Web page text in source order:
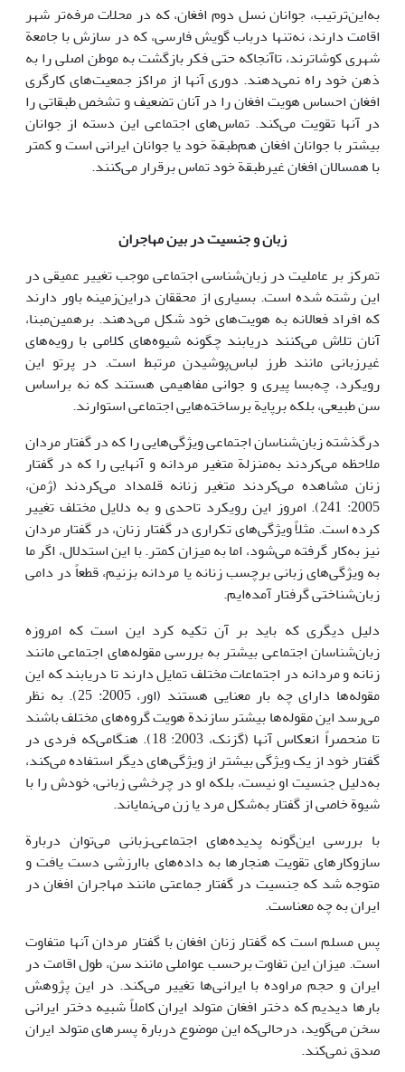
به‌این‌ترتیب، جوانان نسل دوم افغان،‌ که در محلات مرفه‌تر شهر
اقامت دارند، نه‌تنها درباب گویش فارسی، که در سازش با جامعة
شهری کوشاترند، تاآنجاکه حتی فکر بازگشت به موطن اصلی را به
ذهن خود راه نمی‌دهند. دوری آنها از مراکز جمعیت‌های کارگری
افغان احساس هویت افغان را در آنان تضعیف و تشخص طبقاتی را
در آنها تقویت می‌کند. تماس‌های اجتماعی این ‌دسته از جوانان
بیشتر با جوانان افغان هم‌طبقة خود یا جوانان ایرانی است و کمتر
با همسالان افغان غیرطبقة خود تماس برقرار می‌کنند.
زبان و جنسیت در بین مهاجران
تمرکز بر عاملیت در زبان‌شناسی اجتماعی موجب تغییر عمیقی در
این رشته شده است. بسیاری از محققان دراین‌زمینه باور دارند
که افراد فعالانه به هویت‌های خود شکل می‌دهند. برهمین‌مبنا،
آنان تلاش می‌کنند دریابند چگونه شیوه‌های کلامی با رویه‌های
غیرزبانی مانند طرز لباس‌پوشیدن مرتبط است. در پرتو این
رویکرد، چه‌بسا پیری و جوانی مفاهیمی هستند که نه براساس
سن طبیعی، بلکه برپایة برساخته‌هایی اجتماعی استوارند.
درگذشته زبان‌شناسان اجتماعی ویژگی‌هایی را که در گفتار مردان
ملاحظه می‌کردند به‌منزلة متغیر مردانه و آنهایی را که در گفتار
زنان مشاهده می‌کردند متغیر زنانه قلمداد می‌کردند (ژمن،
2005: 241). امروز این رویکرد تاحدی و به دلایل مختلف تغییر
کرده است. مثلاً ویژگی‌های تکراری در گفتار زنان، در گفتار مردان
نیز به‌کار گرفته می‌شود، اما به میزان کمتر. با این استدلال، اگر ما
به ویژگی‌های زبانی برچسب زنانه یا مردانه بزنیم، قطعاً در دامی
زبان‌شناختی گرفتار آمده‌ایم.
دلیل دیگری که باید بر آن تکیه کرد این است که امروزه
زبان‌شناسان اجتماعی بیشتر به بررسی مقوله‌های اجتماعی مانند
زنانه و مردانه در اجتماعات مختلف تمایل دارند تا دریابند که این
مقوله‌ها دارای چه بار معنایی هستند (اور، 2005: 25). به نظر
می‌رسد این مقوله‌ها بیشتر سازندة هویت گروه‌های مختلف باشند
تا منحصراً انعکاس آنها (گزنک، 2003: 18). هنگامی‌که فردی در
گفتار خود از یک ویژگی بیشتر از ویژگی‌های دیگر استفاده می‌کند،
به‌دلیل جنسیت او نیست، بلکه او در چرخشی زبانی، خودش را با
شیوة خاصی از گفتار به‌شکل مرد یا زن می‌نمایاند.
با بررسی این‌گونه پدیده‌های اجتماعی‌ـ‌زبانی می‌توان دربارة
سازوکارهای تقویت هنجار‌ها به داده‌های باارزشی دست یافت و
متوجه شد که جنسیت در گفتار جماعتی مانند مهاجران افغان در
ایران به چه معناست.
پس مسلم است که گفتار زنان افغان با گفتار مردان آنها متفاوت
است. میزان این تفاوت برحسب عواملی مانند سن، طول اقامت در
ایران و حجم مراوده با ایرانی‌ها تغییر می‌کند. در این پژوهش
بارها دیدیم که دختر افغان متولد ایران کاملاً شبیه دختر ایرانی
سخن می‌گوید، درحالی‌که این موضوع دربارة پسرهای متولد ایران
صدق نمی‌کند.